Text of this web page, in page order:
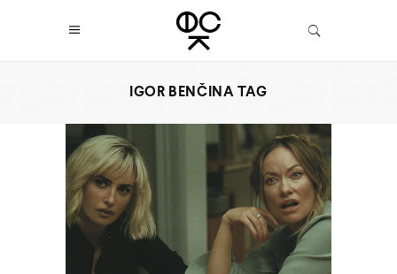
IGOR BENČINA TAG